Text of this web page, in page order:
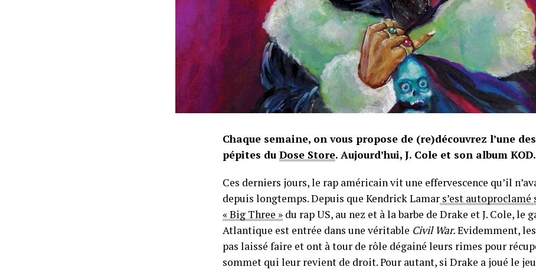
Chaque semaine, on vous propose de (re)découvrez l’une
pépites du Dose Store. Aujourd’hui, J. Cole et son album KOD.
Ces derniers jours, le rap américain vit une effervescence qu’il
depuis longtemps. Depuis que Kendrick Lamar s’est autoproclamé
« Big Three » du rap US, au nez et à la barbe de Drake et J. Cole, le
Atlantique est entrée dans une véritable Civil War.Evidemment,
pas laissé faire et ont à tour de rôle dégainé leurs rimes pour
sommet qui leur revient de droit. Pour autant, si Drake a joué le